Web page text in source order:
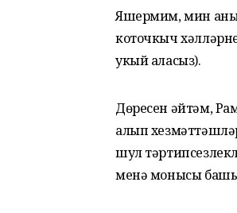
Яшермим, мин аны
коточкыч
укый аласыз).
Дөресен әйтәм,
алып
шул
менә монысы